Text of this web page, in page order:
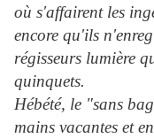
où s'affairent les
encore qu'ils
régisseurs lumière
quinquets.
Hébété, le "sans
mains vacantes et